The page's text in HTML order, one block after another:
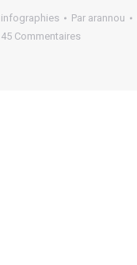
infographies Par arannou
45 Commentaires